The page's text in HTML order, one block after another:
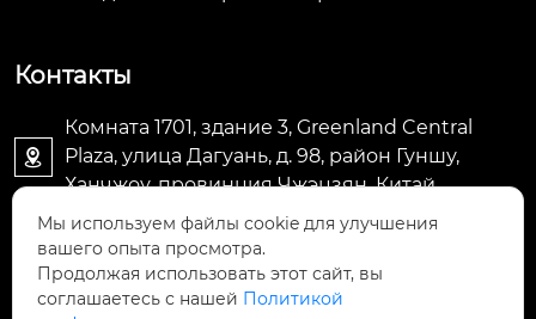
Контакты

Комната 1701, здание 3, Greenland Central
Plaza, улица Дагуань, д. 98, район Гуншу,
Ханчжоу, провинция Чжэцзян, Китай
 machine@royal-packing.com
 +86-571-85829052
Мы используем файлы cookie для улучшения
вашего опыта просмотра.
Продолжая использовать этот сайт, вы
соглашаетесь с нашей Политикой